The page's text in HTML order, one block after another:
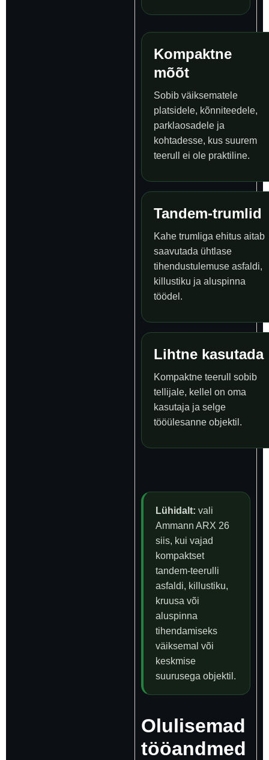
Kompaktne
mõõt
Sobib väiksematele
platsidele, kõnniteedele,
parklaosadele ja
kohtadesse, kus suurem
teerull ei ole praktiline.
Tandem-trumlid
Kahe trumliga ehitus aitab
saavutada ühtlase
tihendustulemuse asfaldi,
killustiku ja aluspinna
töödel.
Lihtne kasutada
Kompaktne teerull sobib
tellijale, kellel on oma
kasutaja ja selge
tööülesanne objektil.
Lühidalt: vali
Ammann ARX 26
siis, kui vajad
kompaktset
tandem-teerulli
asfaldi, killustiku,
kruusa või
aluspinna
tihendamiseks
väiksemal või
keskmise
suurusega objektil.
Olulisemad
tööandmed